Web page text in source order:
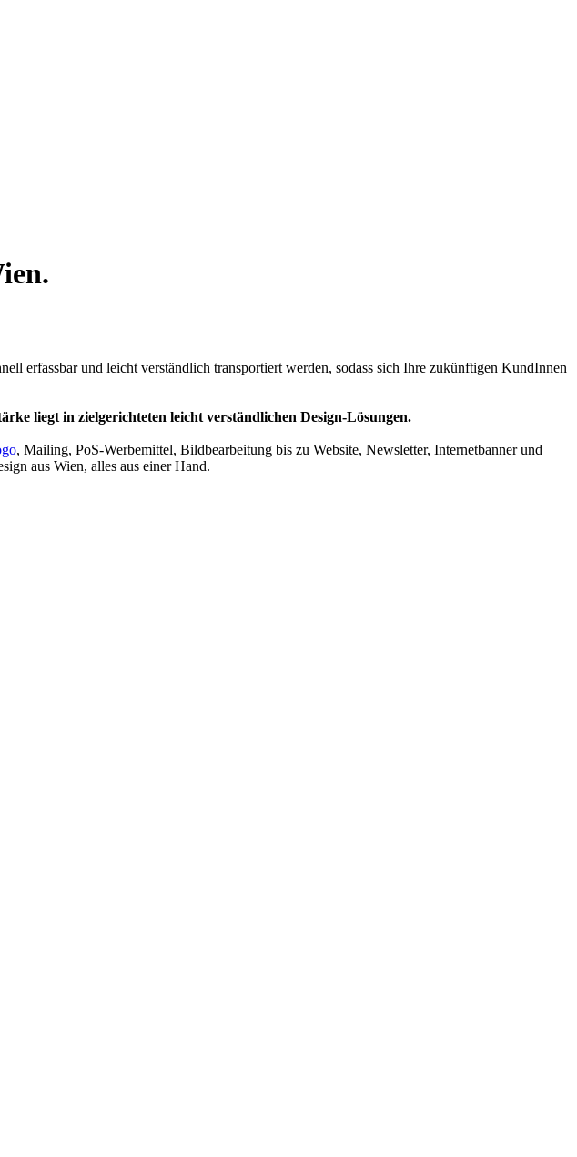
erfassbar und leicht verständlich transportiert werden, sodass sich Ihre zukünftigen KundInnen
liegt in zielgerichteten leicht verständlichen Design-Lösungen.
, Mailing, PoS-Werbemittel, Bildbearbeitung bis zu Website, Newsletter, Internetbanner und
aus Wien, alles aus einer Hand.